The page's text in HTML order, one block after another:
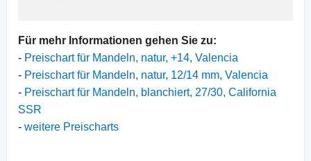
Für mehr Informationen gehen Sie zu:
- Preischart für Mandeln, natur, +14, Valencia
- Preischart für Mandeln, natur, 12/14 mm, Valencia
- Preischart für Mandeln, blanchiert, 27/30, California
SSR
- weitere Preischarts